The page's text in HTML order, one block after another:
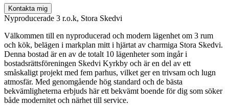
Kontakta mig
Nyproducerade 3 r.o.k, Stora Skedvi
Välkommen till en nyproducerad och modern lägenhet om 3 rum
och kök, belägen i markplan mitt i hjärtat av charmiga Stora Skedvi.
Denna bostad är en av de totalt 10 lägenheter som ingår i
bostadsrättsföreningen Skedvi Kyrkby och är en del av ett
småskaligt projekt med fem parhus, vilket ger en trivsam och lugn
atmosfär. Med genomgående hög standard och de bästa
bekvämligheterna erbjuds här ett bekvämt boende för dig som söker
både modernitet och närhet till service.